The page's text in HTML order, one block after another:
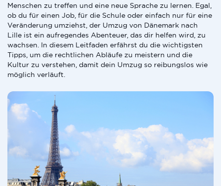
Menschen zu treffen und eine neue Sprache zu lernen. Egal,
ob du für einen Job, für die Schule oder einfach nur für eine
Veränderung umziehst, der Umzug von Dänemark nach
Lille ist ein aufregendes Abenteuer, das dir helfen wird, zu
wachsen. In diesem Leitfaden erfährst du die wichtigsten
Tipps, um die rechtlichen Abläufe zu meistern und die
Kultur zu verstehen, damit dein Umzug so reibungslos wie
möglich verläuft.